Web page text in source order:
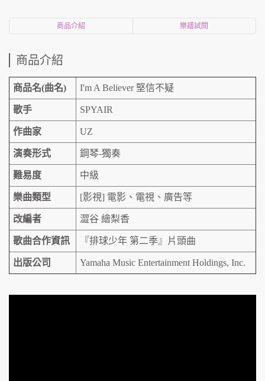
商品介紹 樂譜試閱
商品介紹
商品名(曲名) I'm A Believer 堅信不疑
歌手 SPYAIR
作曲家 UZ
演奏形式 鋼琴-獨奏
難易度 中級
樂曲類型 [影視] 電影、電視、廣告等
改編者 澀谷 繪梨香
歌曲合作資訊 『排球少年 第二季』片頭曲
出版公司 Yamaha Music Entertainment Holdings, Inc.